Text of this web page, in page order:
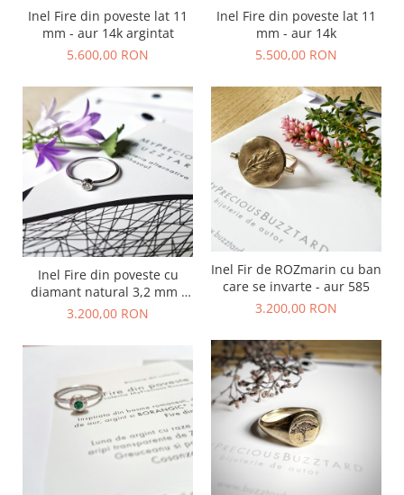
AN-TAN-TICHITAN
Inel Fire din poveste lat 11
mm - aur 14k argintat
5.600,00 RON
Inel Fire din poveste lat 11
mm - aur 14k
5.500,00 RON
Inel Fire din poveste cu
diamant natural 3,2 mm -
aur 14k
3.200,00 RON
Inel Fir de ROZmarin cu ban
care se invarte - aur 585
3.200,00 RON